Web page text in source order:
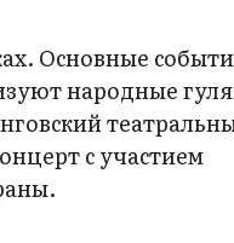
Основные
народные
с участием